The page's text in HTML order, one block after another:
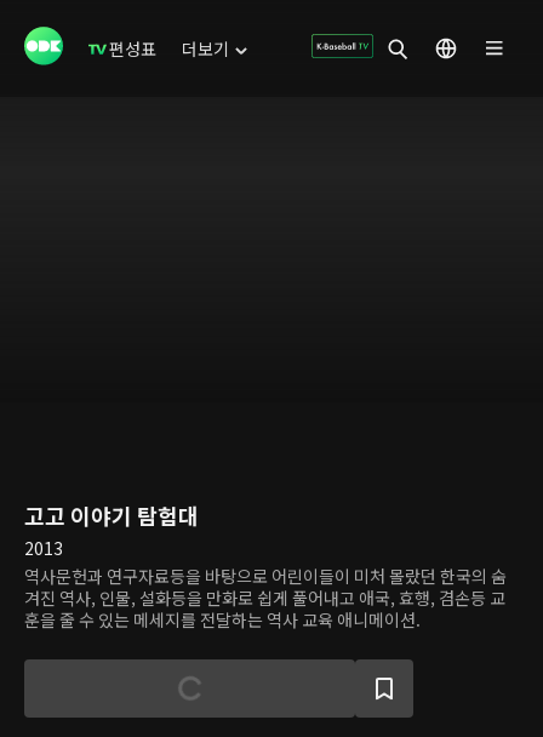
편성표 더보기
고고 이야기 탐험대
2013
역사문헌과 연구자료등을 바탕으로 어린이들이 미처 몰랐던 한국의 숨
겨진 역사, 인물, 설화등을 만화로 쉽게 풀어내고 애국, 효행, 겸손등 교
훈을 줄 수 있는 메세지를 전달하는 역사 교육 애니메이션.